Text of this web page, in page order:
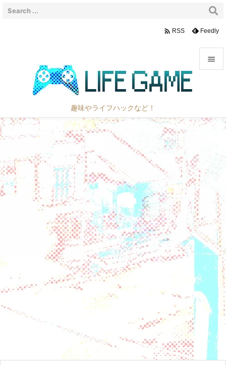
趣味やライフハックなど！

サイド

次へ

検索
 RSS Feedly